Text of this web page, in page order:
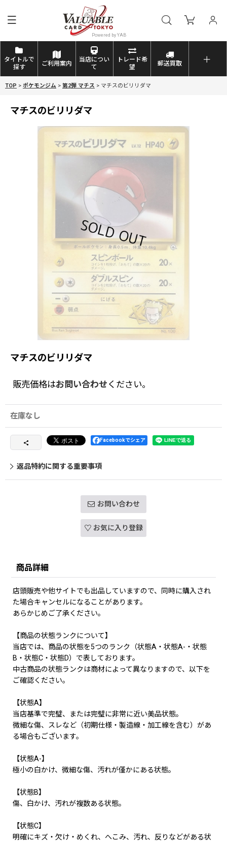
タイトルで
探す
ご利用案内
当店につい
て
トレード希
望
郵送買取
TOP > ポケモンジム > 第2弾 マチス > マチスのビリリダマ
マチスのビリリダマ
マチスのビリリダマ
販売価格はお問い合わせ ください。
在庫なし
Facebookでシェア
返品特約に関する重要事項
お問い合わせ
お気に入り登録
商品詳細
店頭販売や他サイトでも出品していますので、同時に購入され
た場合キャンセルになることがあります。
あらかじめご了承ください。
【商品の状態ランクについて】
当店では、商品の状態を5つのランク（状態A・状態A-・状態
B・状態C・状態D）で表しております。
中古商品の状態ランクは商材によって異なりますので、以下を
ご確認ください。
【状態A】
当店基準で完璧、または完璧に非常に近い美品状態。
微細な傷、スレなど（初期仕様・製造線・加工線を含む）があ
る場合もございます。
【状態A-】
極小の白かけ、微細な傷、汚れが僅かにある状態。
【状態B】
傷、白かけ、汚れが複数ある状態。
【状態C】
明確にキズ・欠け・めくれ、へこみ、汚れ、反りなどがある状